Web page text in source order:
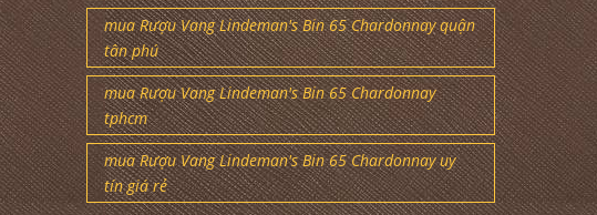
mua Rượu Vang Lindeman's Bin 65 Chardonnay quận
tân phú
mua Rượu Vang Lindeman's Bin 65 Chardonnay
tphcm
mua Rượu Vang Lindeman's Bin 65 Chardonnay uy
tín giá rẻ